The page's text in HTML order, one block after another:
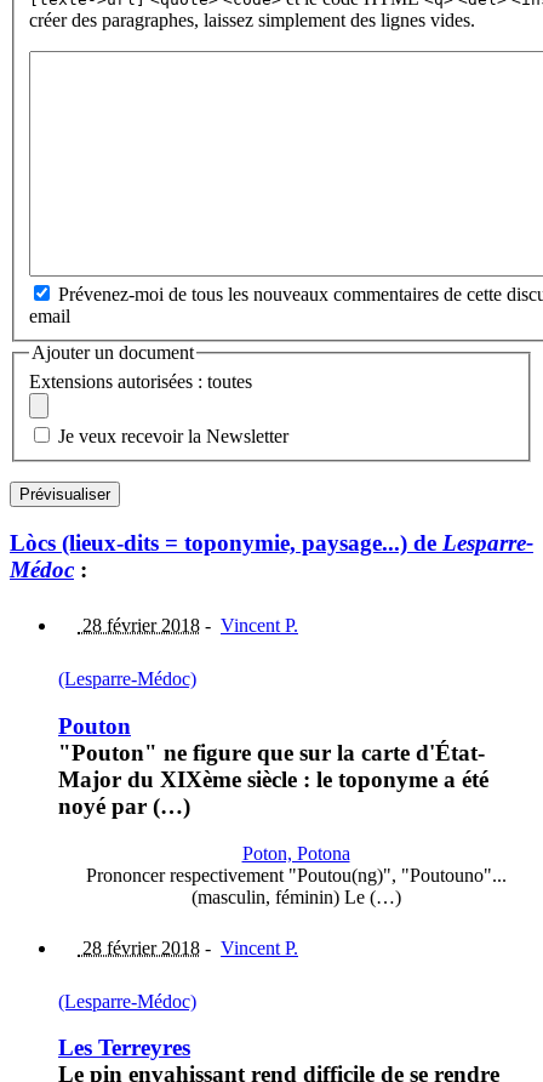
créer des paragraphes, laissez simplement des lignes vides.
Prévenez-moi de tous les nouveaux commentaires de cette
email
Ajouter un document
Extensions autorisées : toutes
Je veux recevoir la Newsletter
Lòcs (lieux-dits = toponymie, paysage...) de Lesparre-
Médoc :
28 février 2018 - Vincent P.
(Lesparre-Médoc)
Pouton
"Pouton" ne figure que sur la carte d'État-
Major du XIXème siècle : le toponyme a été
noyé par (…)
Poton, Potona
Prononcer respectivement "Poutou(ng)", "Poutouno"...
(masculin, féminin) Le (…)
28 février 2018 - Vincent P.
(Lesparre-Médoc)
Les Terreyres
Le pin envahissant rend difficile de se rendre